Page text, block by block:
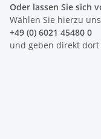
Oder lassen Sie sich
Wählen Sie hierzu
+49 (0) 6021 45480 0
und geben direkt